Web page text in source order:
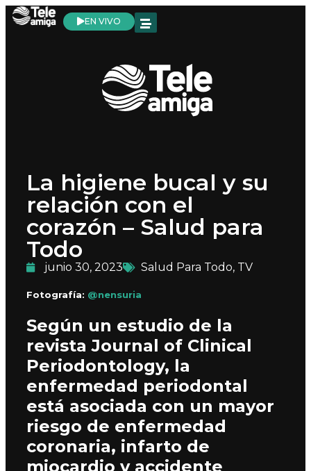
EN VIVO
La higiene bucal y su
relación con el
corazón – Salud para
Todo
junio 30, 2023 Salud Para Todo, TV
Fotografía: @nensuria
Según un estudio de la
revista Journal of Clinical
Periodontology, la
enfermedad periodontal
está asociada con un mayor
riesgo de enfermedad
coronaria, infarto de
miocardio y accidente